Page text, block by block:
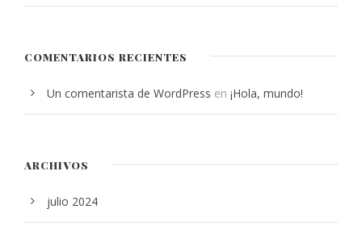
COMENTARIOS RECIENTES
Un comentarista de WordPress en ¡Hola, mundo!
ARCHIVOS
julio 2024